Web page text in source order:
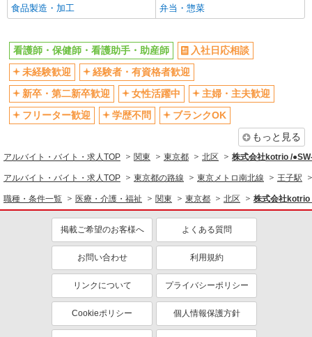
駅直結・駅チカ
車通勤OK
残業少なめ（月20h未満）
交通費支給
社会保険あり
産休・育休取得実績あり
退職金・財形貯蓄制度あり
各種手当（家族・役職・インセン
ティブなど）あり
制服貸与
研修制度あり
同じ職種から求人を探す
看護師・保健師・看護助手・助産師
同じ特徴から求人を探す
ミドル（40代～）活躍中
ボーナス・賞与あり
交通費支給
社会保険あり
産休・育休取得実績あり
食品製造・加工
弁当・惣菜
看護師・保健師・看護助手・助産師
入社日応相談
未経験歓迎
経験者・有資格者歓迎
新卒・第二新卒歓迎
女性活躍中
主婦・主夫歓迎
フリーター歓迎
学歴不問
ブランクOK
もっと見る
アルバイト・バイト・求人TOP 関東 東京都 北区 株式会社kotrio /
アルバイト・バイト・求人TOP 東京都の路線 東京メトロ南北線 王子駅
職種・条件一覧 医療・介護・福祉 関東 東京都 北区 株式会社kotrio
掲載ご希望のお客様へ よくある質問
お問い合わせ 利用規約
リンクについて プライバシーポリシー
Cookieポリシー 個人情報保護方針